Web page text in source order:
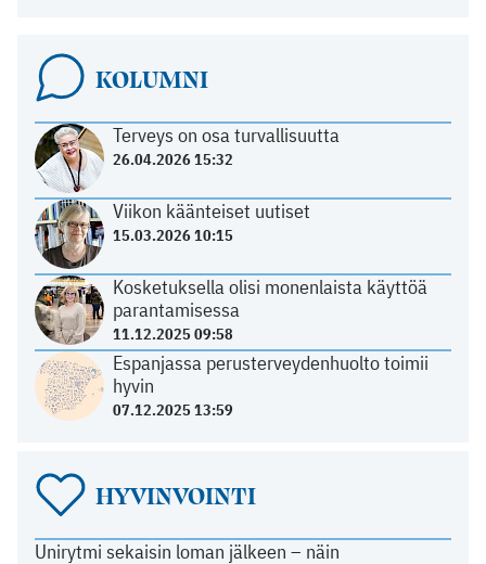
KOLUMNI
Terveys on osa turvallisuutta
26.04.2026 15:32
Viikon käänteiset uutiset
15.03.2026 10:15
Kosketuksella olisi monenlaista käyttöä
parantamisessa
11.12.2025 09:58
Espanjassa perusterveydenhuolto toimii
hyvin
07.12.2025 13:59
HYVINVOINTI
Unirytmi sekaisin loman jälkeen – näin